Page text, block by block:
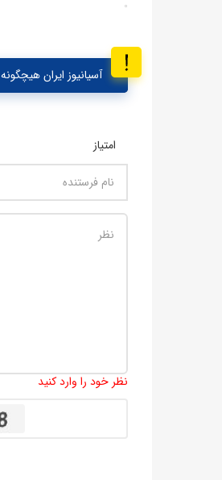
آسیانیوز ایران
امتیاز
نظر خود را وارد کنید